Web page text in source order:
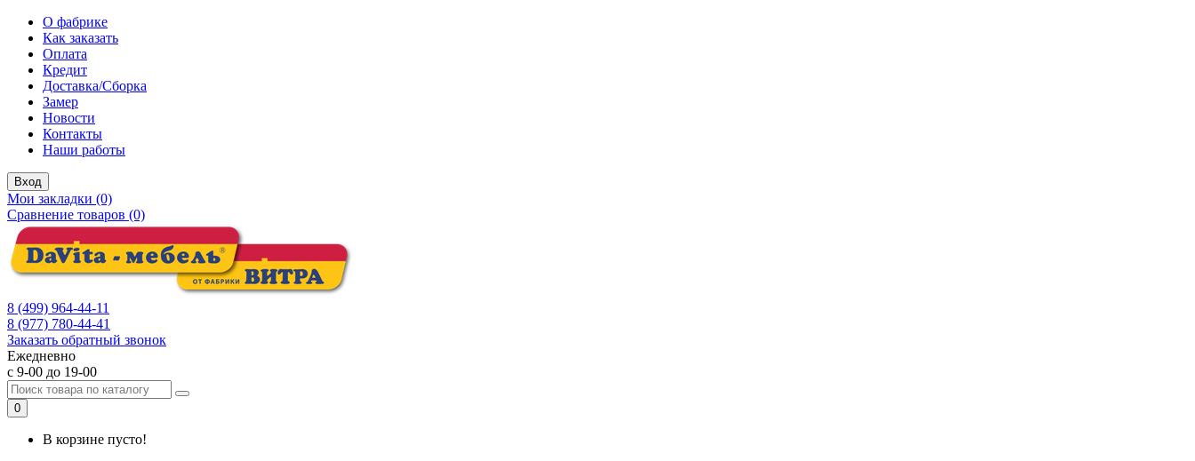
О фабрике
Как заказать
Оплата
Кредит
Доставка/Сборка
Замер
Новости
Контакты
Наши работы
Вход
Мои закладки (0)
Сравнение товаров (0)
8 (499) 964-44-11
8 (977) 780-44-41
Заказать обратный звонок
Ежедневно
с 9-00 до 19-00
0
В корзине пусто!